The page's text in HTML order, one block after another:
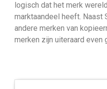
logisch dat het merk
marktaandeel heeft. Naast
andere merken van
merken zijn uiteraard even